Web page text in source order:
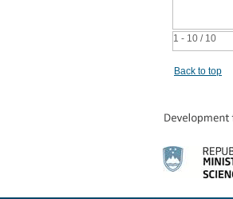
1 - 10 / 10
Back to top